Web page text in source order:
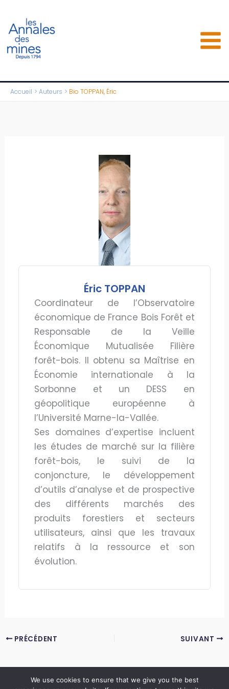
contenu
Accueil Auteurs Bio TOPPAN, Éric
Éric TOPPAN
Coordinateur de l’Observatoire
économique de France Bois Forêt et
Responsable de la Veille
Économique Mutualisée Filière
forêt-bois. Il obtenu sa Maîtrise en
Économie internationale à la
Sorbonne et un DESS en
géopolitique européenne à
l’Université Marne-la-Vallée.
Ses domaines d’expertise incluent
les études de marché sur la filière
forêt-bois, le suivi de la
conjoncture, le développement
d’outils d’analyse et de prospective
des différents marchés des
produits forestiers et secteurs
utilisateurs, ainsi que les travaux
relatifs à la ressource et son
évolution.
PRÉCÉDENT SUIVANT
We use cookies to ensure that we give you the best